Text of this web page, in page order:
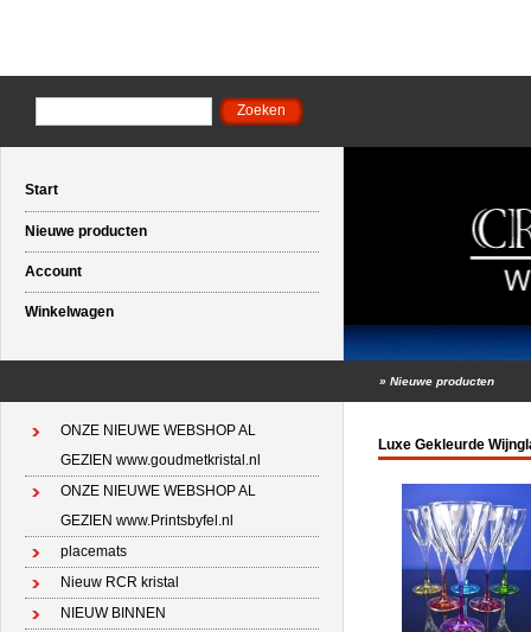
Start
Nieuwe producten
Account
Winkelwagen
» Nieuwe producten
ONZE NIEUWE WEBSHOP AL
GEZIEN www.goudmetkristal.nl
ONZE NIEUWE WEBSHOP AL
GEZIEN www.Printsbyfel.nl
placemats
Nieuw RCR kristal
NIEUW BINNEN
Luxe Gekleurde